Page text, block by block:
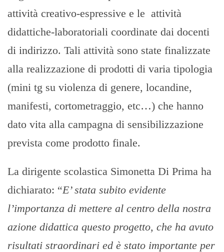
attività creativo-espressive e le attività
didattiche-laboratoriali coordinate dai docenti
di indirizzo. Tali attività sono state finalizzate
alla realizzazione di prodotti di varia tipologia
(mini tg su violenza di genere, locandine,
manifesti, cortometraggio, etc…) che hanno
dato vita alla campagna di sensibilizzazione
prevista come prodotto finale.
La dirigente scolastica Simonetta Di Prima ha
dichiarato: “E’ stata subito evidente
l’importanza di mettere al centro della nostra
azione didattica questo progetto, che ha avuto
risultati straordinari ed è stato importante per